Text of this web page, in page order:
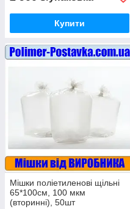
Купити
Мішки поліетиленові щільні
65*100см, 100 мкм
(вторинні), 50шт